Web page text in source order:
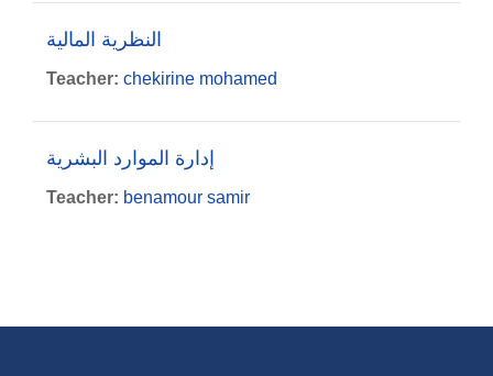
النظرية المالية
Teacher: chekirine mohamed
إدارة الموارد البشرية
Teacher: benamour samir